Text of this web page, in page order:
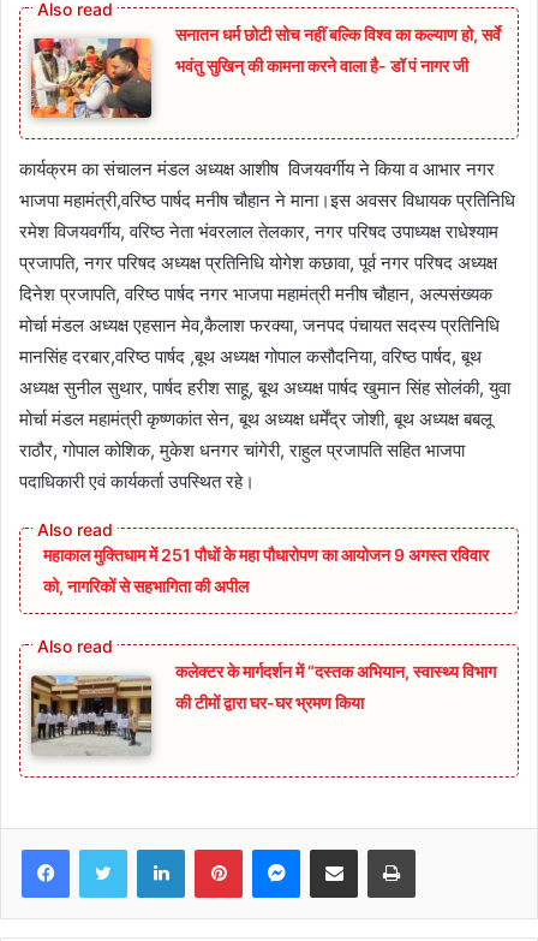
सनातन धर्म छोटी सोच नहीं बल्कि विश्व का कल्याण हो, सर्वे
भवंतु सुखिन् की कामना करने वाला है- डॉ पं नागर जी
कार्यक्रम का संचालन मंडल अध्यक्ष आशीष विजयवर्गीय ने किया व आभार नगर
भाजपा महामंत्री,वरिष्ठ पार्षद मनीष चौहान ने माना।इस अवसर विधायक प्रतिनिधि
रमेश विजयवर्गीय, वरिष्ठ नेता भंवरलाल तेलकार, नगर परिषद उपाध्यक्ष राधेश्याम
प्रजापति, नगर परिषद अध्यक्ष प्रतिनिधि योगेश कछावा, पूर्व नगर परिषद अध्यक्ष
दिनेश प्रजापति, वरिष्ठ पार्षद नगर भाजपा महामंत्री मनीष चौहान, अल्पसंख्यक
मोर्चा मंडल अध्यक्ष एहसान मेव,कैलाश फरक्या, जनपद पंचायत सदस्य प्रतिनिधि
मानसिंह दरबार,वरिष्ठ पार्षद ,बूथ अध्यक्ष गोपाल कसौदनिया, वरिष्ठ पार्षद, बूथ
अध्यक्ष सुनील सुथार, पार्षद हरीश साहू, बूथ अध्यक्ष पार्षद खुमान सिंह सोलंकी, युवा
मोर्चा मंडल महामंत्री कृष्णकांत सेन, बूथ अध्यक्ष धर्मेंद्र जोशी, बूथ अध्यक्ष बबलू
राठौर, गोपाल कोशिक, मुकेश धनगर चांगेरी, राहुल प्रजापति सहित भाजपा
पदाधिकारी एवं कार्यकर्ता उपस्थित रहे।
महाकाल मुक्तिधाम में 251 पौधों के महा पौधारोपण का आयोजन 9 अगस्त रविवार
को, नागरिकों से सहभागिता की अपील
कलेक्टर के मार्गदर्शन में “दस्तक अभियान,‌ स्वास्थ्य विभाग
की टीमों द्वारा घर-घर भ्रमण किया
FacebookTwitter LinkedInPinterestMessenger
Share via Email Print